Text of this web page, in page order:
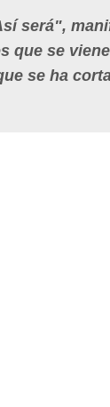
será",
que se
se ha